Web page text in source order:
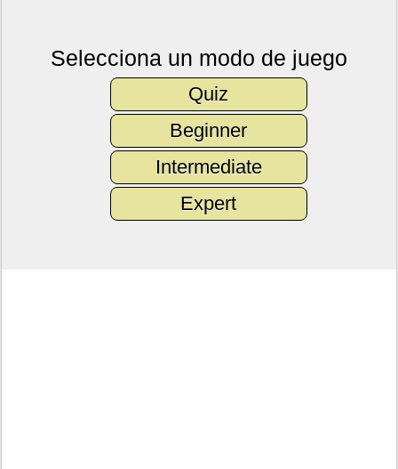
Selecciona un modo de juego
Quiz
Beginner
Intermediate
Expert